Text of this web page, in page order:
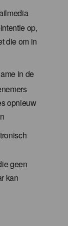
op,
die om in
in de
opnieuw
geen
kan